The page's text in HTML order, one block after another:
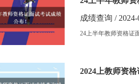
成绩查询 / 2024-
24上半年教师资格证
2024上教师资